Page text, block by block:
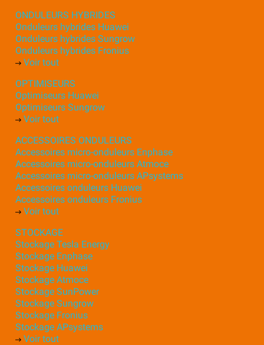
ONDULEURS HYBRIDES
Onduleurs hybrides Huawei
Onduleurs hybrides Sungrow
Onduleurs hybrides Fronius
Voir tout
OPTIMISEURS
Optimiseurs Huawei
Optimiseurs Sungrow
Voir tout
ACCESSOIRES ONDULEURS
Accessoires micro-onduleurs Enphase
Accessoires micro-onduleurs Atmoce
Accessoires micro-onduleurs APsystems
Accessoires onduleurs Huawei
Accessoires onduleurs Fronius
Voir tout
STOCKAGE
Stockage Tesla Energy
Stockage Enphase
Stockage Huawei
Stockage Atmoce
Stockage SunPower
Stockage Sungrow
Stockage Fronius
Stockage APsystems
Voir tout